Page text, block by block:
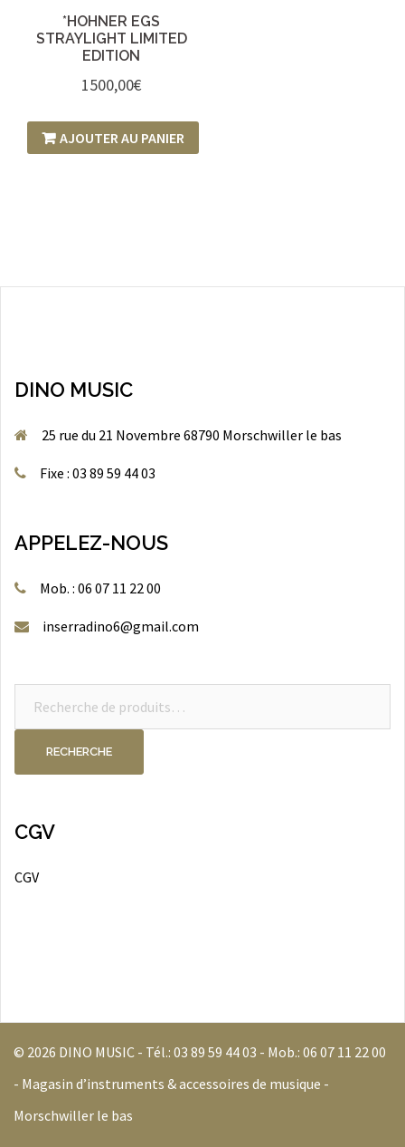
*HOHNER EGS
STRAYLIGHT LIMITED
EDITION
1500,00€
AJOUTER AU PANIER
DINO MUSIC
25 rue du 21 Novembre 68790 Morschwiller le bas
Fixe : 03 89 59 44 03
APPELEZ-NOUS
Mob. : 06 07 11 22 00
inserradino6@gmail.com
RECHERCHE
CGV
CGV
© 2026 DINO MUSIC - Tél.: 03 89 59 44 03 - Mob.: 06 07 11 22 00
- Magasin d’instruments & accessoires de musique -
Morschwiller le bas